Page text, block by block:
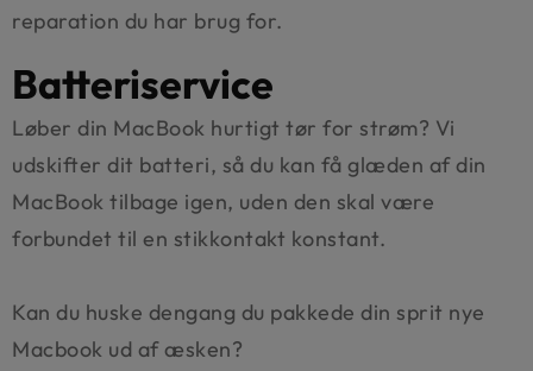
reparation du har brug for.
Batteriservice
Løber din MacBook hurtigt tør for strøm? Vi
udskifter dit batteri, så du kan få glæden af din
MacBook tilbage igen, uden den skal være
forbundet til en stikkontakt konstant.
Kan du huske dengang du pakkede din sprit nye
Macbook ud af æsken?